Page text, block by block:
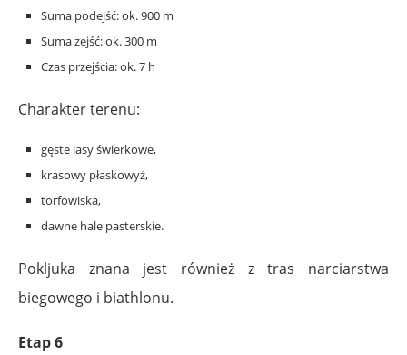
Suma podejść: ok. 900 m
Suma zejść: ok. 300 m
Czas przejścia: ok. 7 h
Charakter terenu:
gęste lasy świerkowe,
krasowy płaskowyż,
torfowiska,
dawne hale pasterskie.
Pokljuka znana jest również z tras narciarstwa
biegowego i biathlonu.
Etap 6